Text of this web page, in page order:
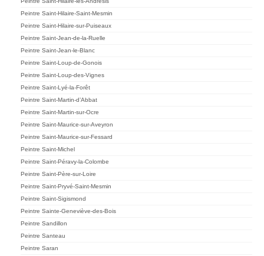
Peintre Saint-Hilaire-Saint-Mesmin
Peintre Saint-Hilaire-sur-Puiseaux
Peintre Saint-Jean-de-la-Ruelle
Peintre Saint-Jean-le-Blanc
Peintre Saint-Loup-de-Gonois
Peintre Saint-Loup-des-Vignes
Peintre Saint-Lyé-la-Forêt
Peintre Saint-Martin-d’Abbat
Peintre Saint-Martin-sur-Ocre
Peintre Saint-Maurice-sur-Aveyron
Peintre Saint-Maurice-sur-Fessard
Peintre Saint-Michel
Peintre Saint-Péravy-la-Colombe
Peintre Saint-Père-sur-Loire
Peintre Saint-Pryvé-Saint-Mesmin
Peintre Saint-Sigismond
Peintre Sainte-Geneviève-des-Bois
Peintre Sandillon
Peintre Santeau
Peintre Saran